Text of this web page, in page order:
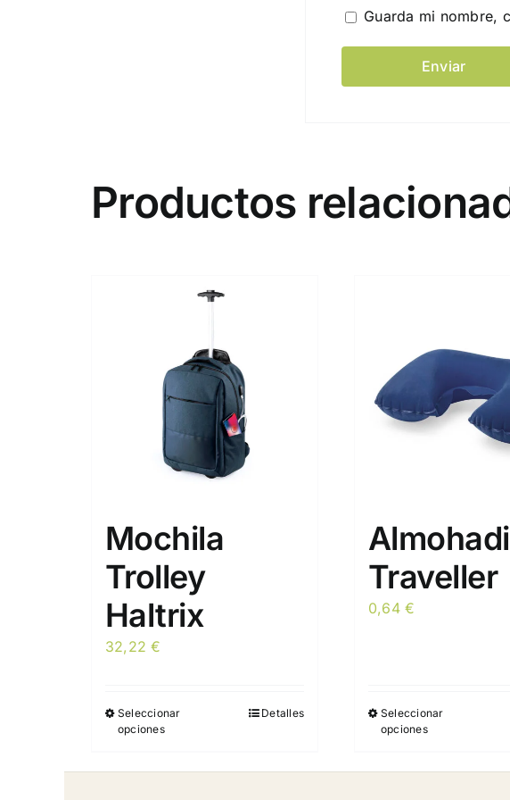
Guarda mi nombre,
Productos
Mochila
Trolley
Haltrix
32,22€
Seleccionar
opciones
Detalles
Traveller
0,64€
Seleccionar
opciones